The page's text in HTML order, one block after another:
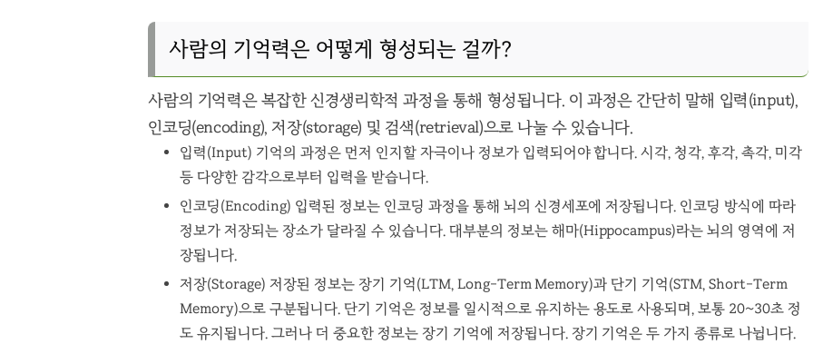
사람의 기억력은 어떻게 형성되는 걸까?
사람의 기억력은 복잡한 신경생리학적 과정을 통해 형성됩니다. 이 과정은 간단히 말해 입력(input),
인코딩(encoding), 저장(storage) 및 검색(retrieval)으로 나눌 수 있습니다.
입력(Input) 기억의 과정은 먼저 인지할 자극이나 정보가 입력되어야 합니다. 시각, 청각, 후각, 촉각, 미각
등 다양한 감각으로부터 입력을 받습니다.
인코딩(Encoding) 입력된 정보는 인코딩 과정을 통해 뇌의 신경세포에 저장됩니다. 인코딩 방식에 따라
정보가 저장되는 장소가 달라질 수 있습니다. 대부분의 정보는 해마(Hippocampus)라는 뇌의 영역에 저
장됩니다.
저장(Storage) 저장된 정보는 장기 기억(LTM, Long-Term Memory)과 단기 기억(STM, Short-Term
Memory)으로 구분됩니다. 단기 기억은 정보를 일시적으로 유지하는 용도로 사용되며, 보통 20~30초 정
도 유지됩니다. 그러나 더 중요한 정보는 장기 기억에 저장됩니다. 장기 기억은 두 가지 종류로 나뉩니다.